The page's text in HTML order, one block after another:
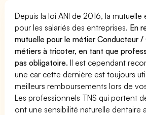
Depuis la loi ANI de 2016, la
pour les salariés des entreprises. En
mutuelle pour le métier Conducteur
métiers à tricoter, en tant que
pas obligatoire.Il est cependant
une car cette dernière est toujours
meilleurs remboursements lors de
Les professionnels TNS qui portent
ont une sensibilité naturelle dentaire